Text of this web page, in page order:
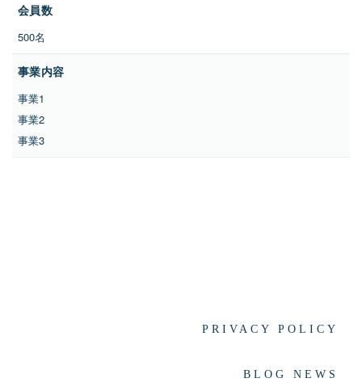
会員数
500名
事業内容
事業1
事業2
事業3
PRIVACY POLICY
BLOG NEWS